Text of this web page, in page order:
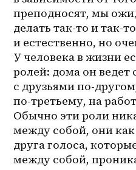
преподносят, мы
делать так-то и так-то
и естественно, но
У человека в жизни
ролей: дома он ведет
с друзьями по-
по-третьему, на
Обычно эти роли
между собой, они
друга голоса,
между собой,